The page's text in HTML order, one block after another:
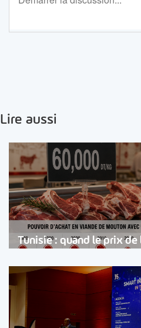
Lire aussi
Tunisie : quand le prix de